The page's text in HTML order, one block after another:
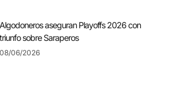
Algodoneros aseguran Playoffs 2026 con
triunfo sobre Saraperos
08/06/2026